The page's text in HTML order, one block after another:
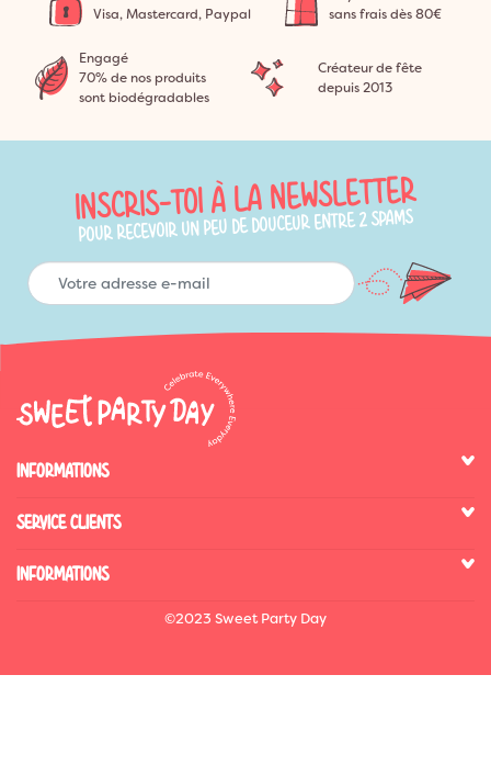
Visa, Mastercard, Paypal
sans frais dès 80€
Engagé
70% de nos produits
sont biodégradables
Créateur de fête
depuis 2013
INSCRIS-TOI À LA NEWSLETTER
POUR RECEVOIR UN PEU DE DOUCEUR ENTRE 2 SPAMS
INFORMATIONS
SERVICE CLIENTS
INFORMATIONS
©2023 Sweet Party Day